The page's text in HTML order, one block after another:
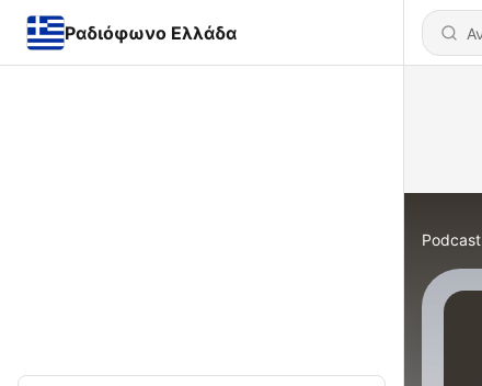
Ραδιόφωνο Ελλάδα
Podcast